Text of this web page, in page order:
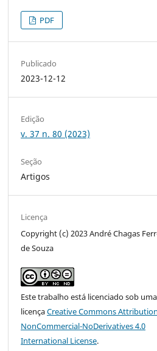
PDF
Publicado
2023-12-12
Edição
v. 37 n. 80 (2023)
Seção
Artigos
Licença
Copyright (c) 2023 André Chagas
de Souza
Este trabalho está licenciado sob uma
licençaCreative Commons
NonCommercial-NoDerivatives 4.0
International License.